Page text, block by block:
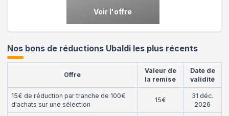
Voir l'offre
Nos bons de réductions Ubaldi les plus récents
Offre
Valeur de
la remise
Date de
validité
15€ de réduction par tranche de 100€
d'achats sur une sélection
15€
31 déc.
2026